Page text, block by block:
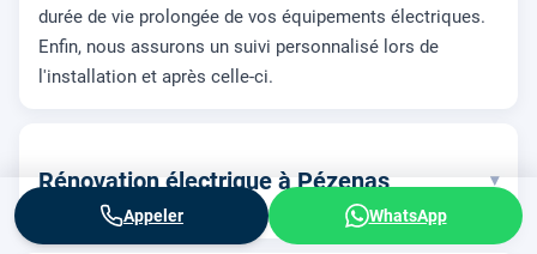
durée de vie prolongée de vos équipements électriques.
Enfin, nous assurons un suivi personnalisé lors de
l'installation et après celle-ci.
Rénovation électrique à Pézenas
▾
Appeler
WhatsApp